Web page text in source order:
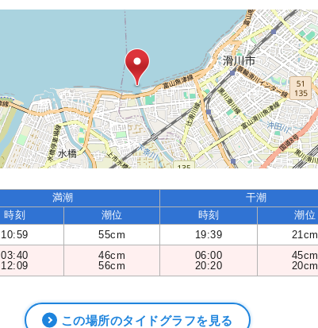
満潮 干潮
時刻 潮位 時刻
潮位
10:59 55cm 19:39 21cm
03:40
12:09
46cm
56cm
06:00
20:20
45cm
20cm
この場所のタイドグラフを見る